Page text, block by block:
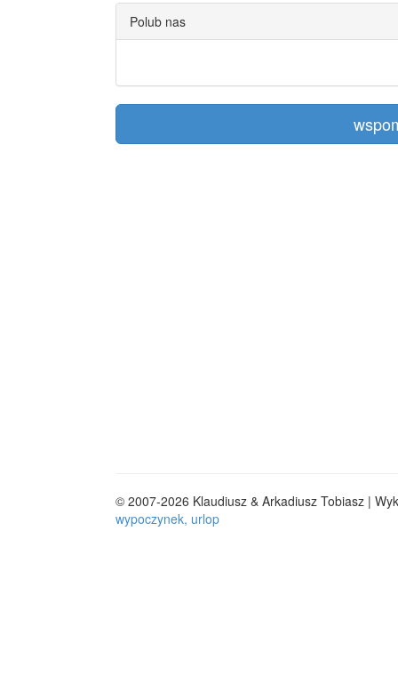
Polub nas
© 2007-2026 Klaudiusz & Arkadiusz Tobiasz |
wypoczynek, urlop